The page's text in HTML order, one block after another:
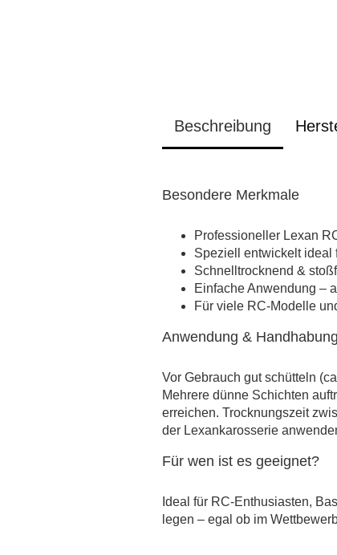
Beschreibung
Besondere Merkmale
Professioneller Lexan
Speziell entwickelt ideal
Schnelltrocknend &
Einfache Anwendung –
Für viele RC-Modelle
Anwendung & Handhabung
Vor Gebrauch gut schütteln
Mehrere dünne Schichten
erreichen. Trocknungszeit
der Lexankarosserie
Für wen ist es geeignet?
Ideal für RC-Enthusiasten,
legen – egal ob im